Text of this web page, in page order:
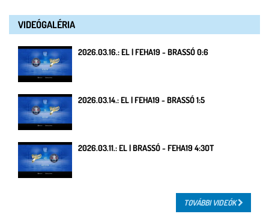
VIDEÓGALÉRIA
2026.03.16.: EL | FEHA19 - BRASSÓ 0:6
2026.03.14.: EL | FEHA19 - BRASSÓ 1:5
2026.03.11.: EL | BRASSÓ - FEHA19 4:3OT
TOVÁBBI VIDEÓK